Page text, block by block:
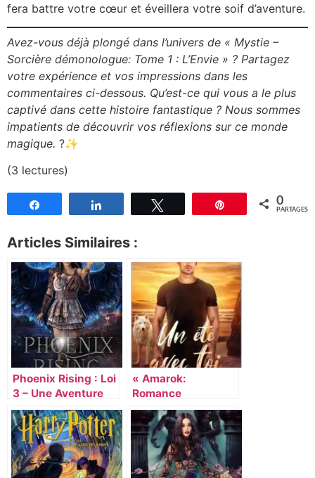
fera battre votre cœur et éveillera votre soif d’aventure.
Avez-vous déjà plongé dans l’univers de « Mystie –
Sorcière démonologue: Tome 1 : L’Envie » ? Partagez
votre expérience et vos impressions dans les
commentaires ci-dessous. Qu’est-ce qui vous a le plus
captivé dans cette histoire fantastique ? Nous sommes
impatients de découvrir vos réflexions sur ce monde
magique. ?✨
(3 lectures)
Épingle 0
PARTAGES
Articles Similaires :
Phoenix Rising : Loi
3 – Une Aventure
Épique qui Vous
Transportera dans
un Monde de
Fantaisie
« Amarok:
Romance
Métamorphe
MxM » : Un Voyage
Envoûtant dans un
Monde de Passion
et de